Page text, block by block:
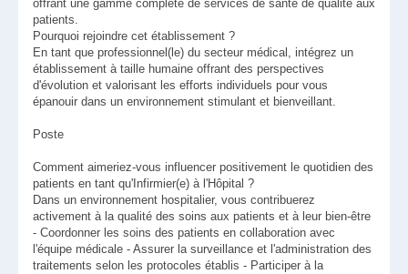
offrant une gamme complète de services de santé de qualité aux
patients.
Pourquoi rejoindre cet établissement ?
En tant que professionnel(le) du secteur médical, intégrez un
établissement à taille humaine offrant des perspectives
d'évolution et valorisant les efforts individuels pour vous
épanouir dans un environnement stimulant et bienveillant.
Poste
Comment aimeriez-vous influencer positivement le quotidien des
patients en tant qu'Infirmier(e) à l'Hôpital ?
Dans un environnement hospitalier, vous contribuerez
activement à la qualité des soins aux patients et à leur bien-être
- Coordonner les soins des patients en collaboration avec
l'équipe médicale - Assurer la surveillance et l'administration des
traitements selon les protocoles établis - Participer à la